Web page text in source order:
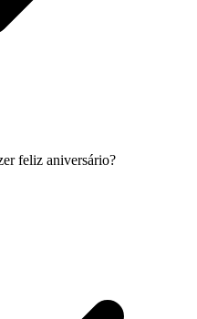
feliz aniversário?